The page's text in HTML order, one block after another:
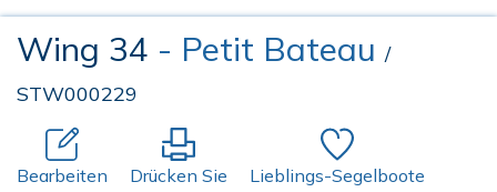
Wing 34 - Petit Bateau /
STW000229
Bearbeiten Drücken Sie Lieblings-Segelboote